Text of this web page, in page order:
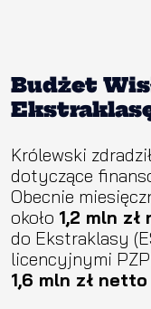
Budżet
Królewski
dotyczące
Obecnie
około 1,2 mln
do Ekstraklasy
licencyjnymi
1,6 mln zł